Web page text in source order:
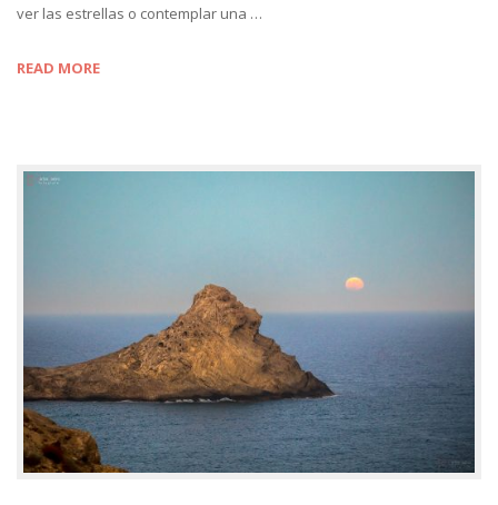
ver las estrellas o contemplar una …
READ MORE